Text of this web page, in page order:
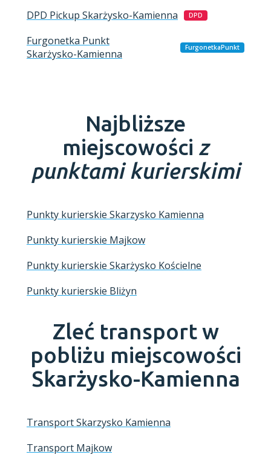
DPD Pickup Skarżysko-Kamienna DPD
Furgonetka Punkt
Skarżysko-Kamienna
FurgonetkaPunkt
Najbliższe
miejscowości z
punktami kurierskimi
Punkty kurierskie Skarzysko Kamienna
Punkty kurierskie Majkow
Punkty kurierskie Skarżysko Kościelne
Punkty kurierskie Bliżyn
Zleć transport w
pobliżu miejscowości
Skarżysko-Kamienna
Transport Skarzysko Kamienna
Transport Majkow